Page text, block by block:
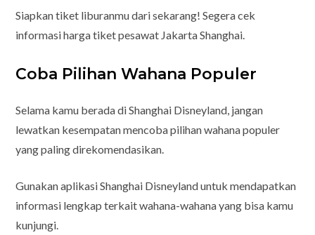
Siapkan tiket liburanmu dari sekarang! Segera cek
informasi harga tiket pesawat Jakarta Shanghai.
Coba Pilihan Wahana Populer
Selama kamu berada di Shanghai Disneyland, jangan
lewatkan kesempatan mencoba pilihan wahana populer
yang paling direkomendasikan.
Gunakan aplikasi Shanghai Disneyland untuk mendapatkan
informasi lengkap terkait wahana-wahana yang bisa kamu
kunjungi.